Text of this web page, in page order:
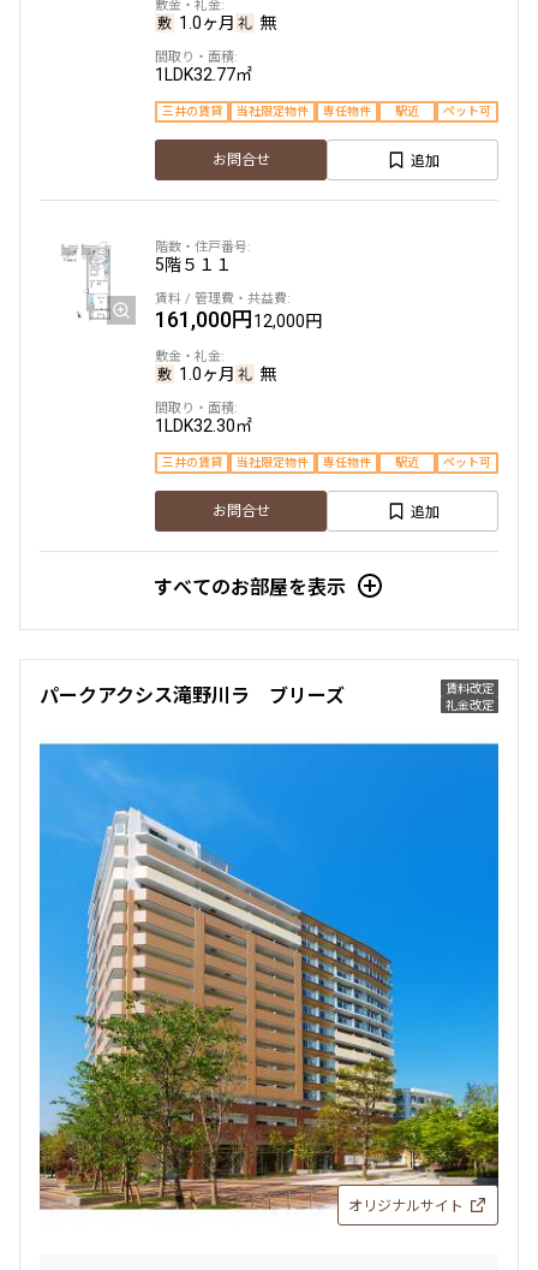
1.0ヶ月 無
1LDK32.77㎡
三井の賃貸 当社限定物件 専任物件 駅近 ペット可
お問合せ 追加
5階５１１
161,000円12,000円
1.0ヶ月 無
1LDK32.30㎡
三井の賃貸 当社限定物件 専任物件 駅近 ペット可
お問合せ 追加
すべてのお部屋を表示
賃料改定
礼金改定
パークアクシス滝野川ラ ブリーズ
オリジナルサイト